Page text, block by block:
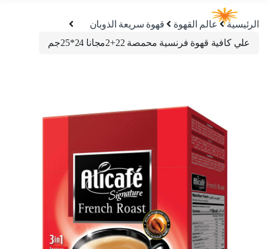
الرئيسية عالم القهوة
قهوة سريعة الذوبان
علي كافية قهوة فرنسية محمصة 22+2مجانا 24*25جم